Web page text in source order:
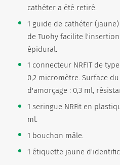
cathéter a été retiré.
1 guide de cathéter
de Tuohy facilite
épidural.
1 connecteur NRFIT de
0,2 micromètre. Surface
d'amorçage : 0,3 ml,
1 seringue NRFit en
ml.
1 bouchon mâle.
1 étiquette jaune